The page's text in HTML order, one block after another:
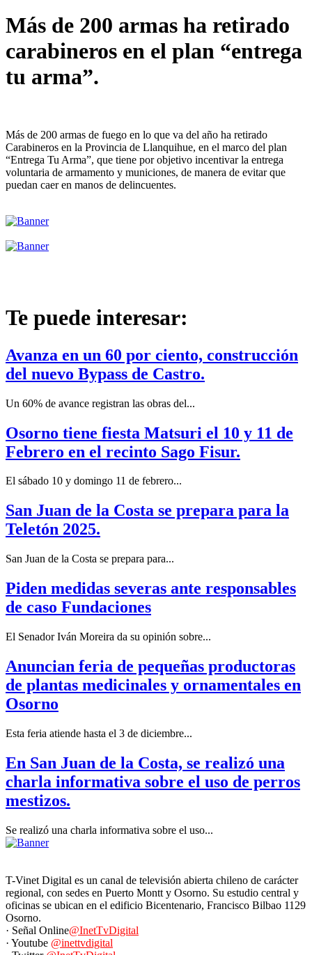
Más de 200 armas ha retirado
carabineros en el plan “entrega
tu arma”.
Más de 200 armas de fuego en lo que va del año ha retirado
Carabineros en la Provincia de Llanquihue, en el marco del plan
“Entrega Tu Arma”, que tiene por objetivo incentivar la entrega
voluntaria de armamento y municiones, de manera de evitar que
puedan caer en manos de delincuentes.
Te puede interesar:
Avanza en un 60 por ciento, construcción
del nuevo Bypass de Castro.
Un 60% de avance registran las obras del...
Osorno tiene fiesta Matsuri el 10 y 11 de
Febrero en el recinto Sago Fisur.
El sábado 10 y domingo 11 de febrero...
San Juan de la Costa se prepara para la
Teletón 2025.
San Juan de la Costa se prepara para...
Piden medidas severas ante responsables
de caso Fundaciones
El Senador Iván Moreira da su opinión sobre...
Anuncian feria de pequeñas productoras
de plantas medicinales y ornamentales en
Osorno
Esta feria atiende hasta el 3 de diciembre...
En San Juan de la Costa, se realizó una
charla informativa sobre el uso de perros
mestizos.
Se realizó una charla informativa sobre el uso...
T-Vinet Digital es un canal de televisión abierta chileno de carácter
regional, con sedes en Puerto Montt y Osorno. Su estudio central y
oficinas se ubican en el edificio Bicentenario, Francisco Bilbao 1129
Osorno.
· Señal Online@InetTvDigital
· Youtube @inettvdigital